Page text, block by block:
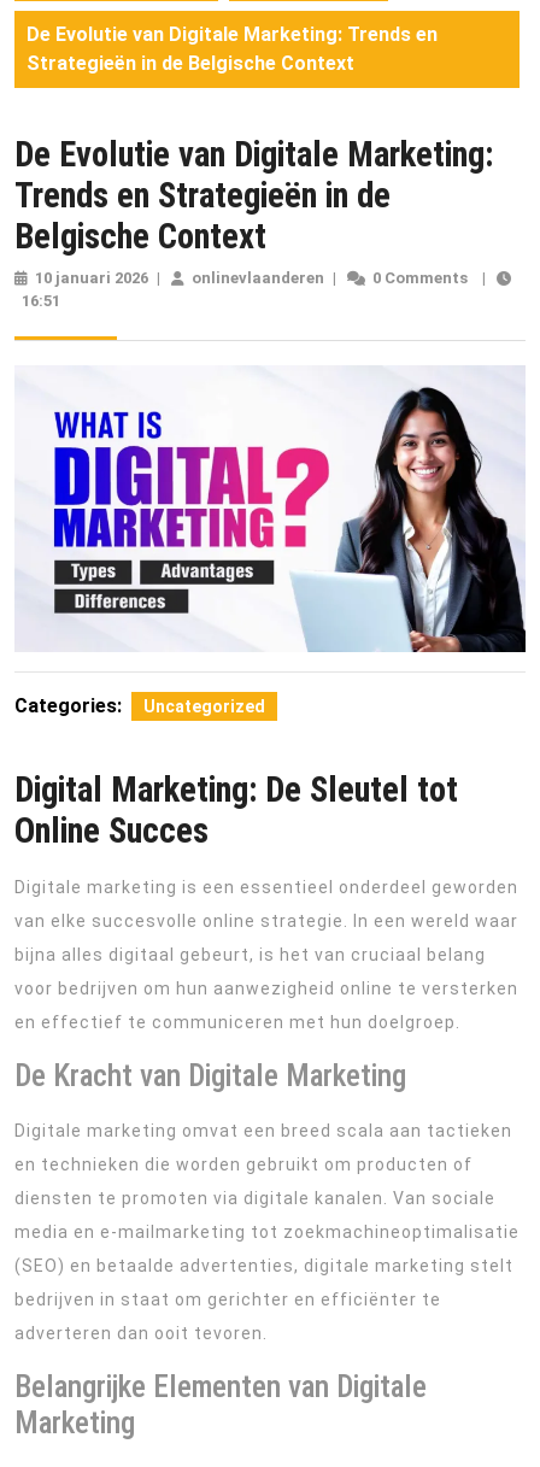
De Evolutie van Digitale Marketing: Trends en
Strategieën in de Belgische Context
De Evolutie van Digitale Marketing:
Trends en Strategieën in de
Belgische Context
10 januari 2026 10
| onlinevlaanderen onlinevlaanderen
| 0 Comments
|
16:51
Categories: Uncategorized
Digital Marketing: De Sleutel tot
Online Succes
Digitale marketing is een essentieel onderdeel geworden
van elke succesvolle online strategie. In een wereld waar
bijna alles digitaal gebeurt, is het van cruciaal belang
voor bedrijven om hun aanwezigheid online te versterken
en effectief te communiceren met hun doelgroep.
De Kracht van Digitale Marketing
Digitale marketing omvat een breed scala aan tactieken
en technieken die worden gebruikt om producten of
diensten te promoten via digitale kanalen. Van sociale
media en e-mailmarketing tot zoekmachineoptimalisatie
(SEO) en betaalde advertenties, digitale marketing stelt
bedrijven in staat om gerichter en efficiënter te
adverteren dan ooit tevoren.
Belangrijke Elementen van Digitale
Marketing